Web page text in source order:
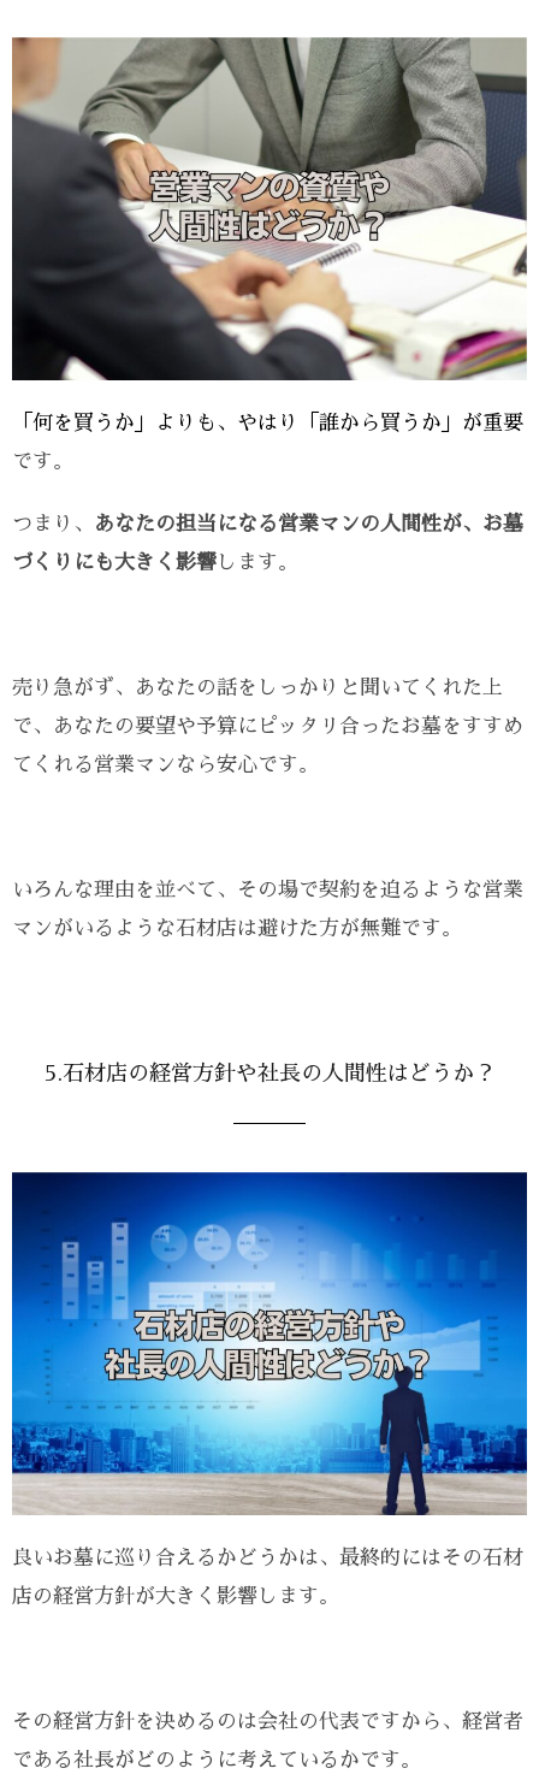
「何を買うか」よりも、やはり「誰から買うか」が重要
です。
つまり、
あなたの担当になる営業マンの人間性が、お墓
づくりにも大きく影響 します。
売り急がず、あなたの話をしっかりと聞いてくれた上
で、あなたの要望や予算にピッタリ合ったお墓をすすめ
てくれる営業マンなら安心です。
いろんな理由を並べて、その場で契約を迫るような営業
マンがいるような石材店は避けた方が無難です。
5.石材店の経営方針や社長の人間性はどうか？
良いお墓に巡り合えるかどうかは、最終的にはその石材
店の経営方針が大きく影響します。
その経営方針を決めるのは会社の代表ですから、経営者
である社長がどのように考えているかです。